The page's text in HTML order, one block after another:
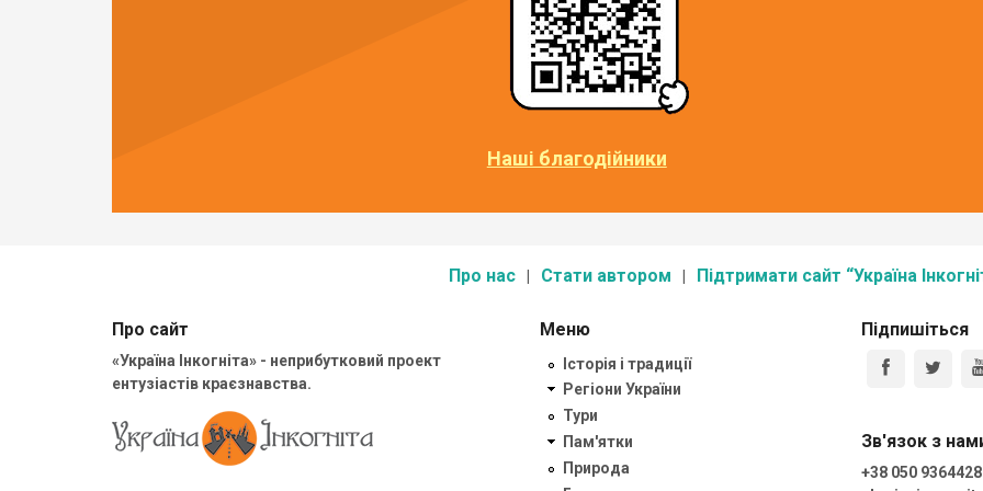
Наші благодійники
Про нас Стати автором Підтримати сайт “Україна
Про сайт
«Україна Інкогніта» - неприбутковий проект
ентузіастів краєзнавства.
Меню
Історія і традиції
Регіони України
Тури
Пам'ятки
Природа
Підпишіться
Зв'язок з
+38 050 9364428